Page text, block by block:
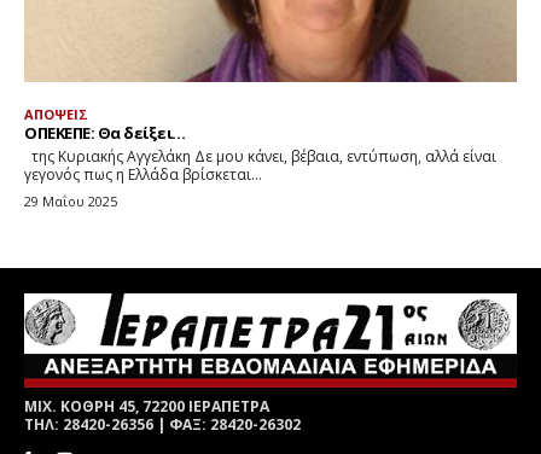
ΜΙΧ. ΚΟΘΡΗ 45, 72200 ΙΕΡΑΠΕΤΡΑ
ΤΗΛ: 28420-26356 | ΦΑΞ: 28420-26302